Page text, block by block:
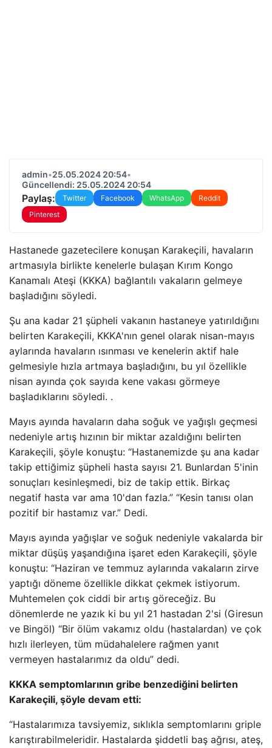
admin•25.05.2024 20:54•
Güncellendi: 25.05.2024 20:54
Paylaş: Twitter Facebook WhatsApp
Reddit
Pinterest
Hastanede gazetecilere konuşan Karakeçili, havaların
artmasıyla birlikte kenelerle bulaşan Kırım Kongo
Kanamalı Ateşi (KKKA) bağlantılı vakaların gelmeye
başladığını söyledi.
Şu ana kadar 21 şüpheli vakanın hastaneye yatırıldığını
belirten Karakeçili, KKKA'nın genel olarak nisan-mayıs
aylarında havaların ısınması ve kenelerin aktif hale
gelmesiyle hızla artmaya başladığını, bu yıl özellikle
nisan ayında çok sayıda kene vakası görmeye
başladıklarını söyledi. .
Mayıs ayında havaların daha soğuk ve yağışlı geçmesi
nedeniyle artış hızının bir miktar azaldığını belirten
Karakeçili, şöyle konuştu: “Hastanemizde şu ana kadar
takip ettiğimiz şüpheli hasta sayısı 21. Bunlardan 5'inin
sonuçları kesinleşmedi, biz de takip ettik. Birkaç
negatif hasta var ama 10'dan fazla.” “Kesin tanısı olan
pozitif bir hastamız var.” Dedi.
Mayıs ayında yağışlar ve soğuk nedeniyle vakalarda bir
miktar düşüş yaşandığına işaret eden Karakeçili, şöyle
konuştu: “Haziran ve temmuz aylarında vakaların zirve
yaptığı döneme özellikle dikkat çekmek istiyorum.
Muhtemelen çok ciddi bir artış göreceğiz. Bu
dönemlerde ne yazık ki bu yıl 21 hastadan 2'si (Giresun
ve Bingöl) “Bir ölüm vakamız oldu (hastalardan) ve çok
hızlı ilerleyen, tüm müdahalelere rağmen yanıt
vermeyen hastalarımız da oldu” dedi.
KKKA semptomlarının gribe benzediğini belirten
Karakeçili, şöyle devam etti:
“Hastalarımıza tavsiyemiz, sıklıkla semptomlarını griple
karıştırabilmeleridir. Hastalarda şiddetli baş ağrısı, ateş,